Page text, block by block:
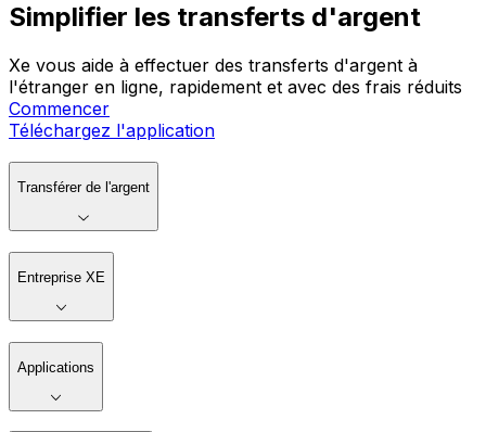
Simplifier les transferts d'argent
Xe vous aide à effectuer des transferts d'argent à
l'étranger en ligne, rapidement et avec des frais réduits
Commencer
Téléchargez l'application
Transférer de l'argent
Entreprise XE
Applications